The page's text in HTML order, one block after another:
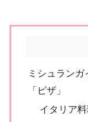
ミシュラン
「ピザ」
イタリア